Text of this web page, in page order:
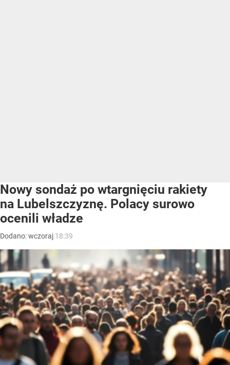
Nowy sondaż po wtargnięciu rakiety
na Lubelszczyznę. Polacy surowo
ocenili władze
Dodano:wczoraj 18:39